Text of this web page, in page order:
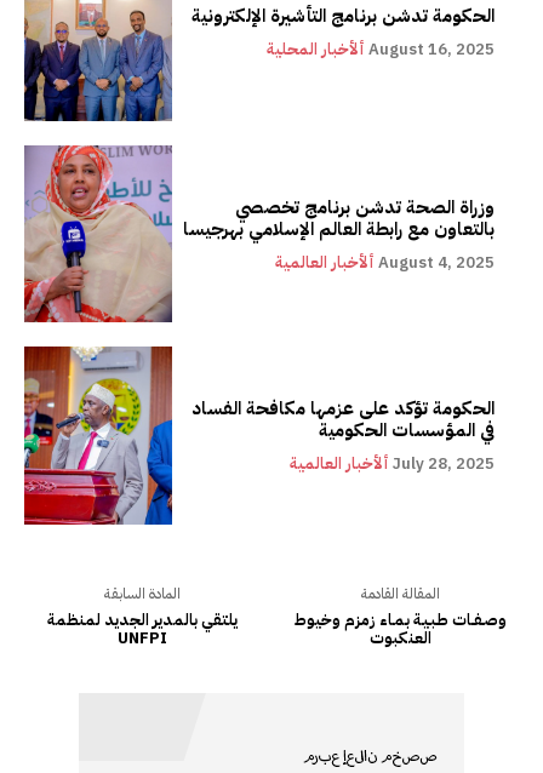
الحكومة تدشن برنامج التأشيرة الإلكترونية
ألأخبار المحلية August 16, 2025
وزراة الصحة تدشن برنامج تخصصي
بالتعاون مع رابطة العالم الإسلامي بهرجيسا
ألأخبار العالمية August 4, 2025
الحكومة تؤكد على عزمها مكافحة الفساد
في المؤسسات الحكومية
ألأخبار العالمية July 28, 2025
المادة السابقة
يلتقي بالمدير الجديد لمنظمة
UNFPI
المقالة القادمة
وصـفــات طـبـيـة بـمـاء زمزم وخيوط
العنكبوت